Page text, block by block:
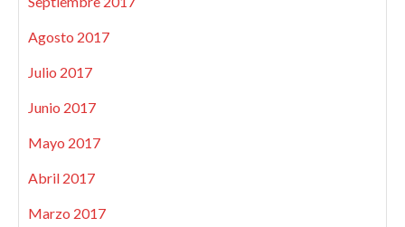
Agosto 2017
Julio 2017
Junio 2017
Mayo 2017
Abril 2017
Marzo 2017